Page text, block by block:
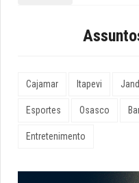
Cajamar Itapevi
Esportes Osasco
Entretenimento